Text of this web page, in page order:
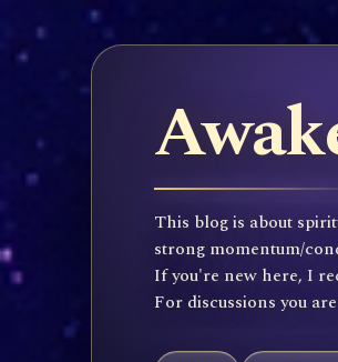
This blog is about
strong momentum/
If you're new here, I
For discussions you